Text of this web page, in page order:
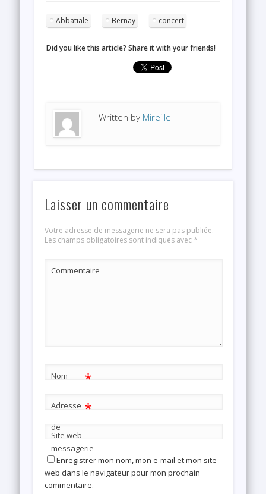
Abbatiale Bernay concert
Did you like this article? Share it with your friends!
Written by Mireille
Laisser un commentaire
Votre adresse de messagerie ne sera pas publiée.
Les champs obligatoires sont indiqués avec*
Commentaire
Nom *
Adresse
de
messagerie
*
Site web
Enregistrer mon nom, mon e-mail et mon site
web dans le navigateur pour mon prochain
commentaire.